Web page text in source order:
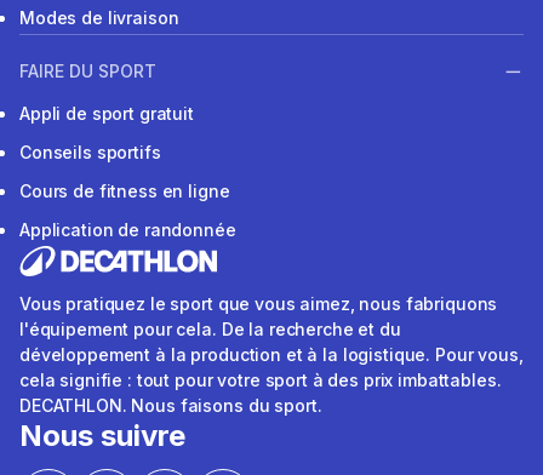
Modes de livraison
FAIRE DU SPORT
Appli de sport gratuit
Conseils sportifs
Cours de fitness en ligne
Application de randonnée
Vous pratiquez le sport que vous aimez, nous fabriquons
l'équipement pour cela. De la recherche et du
développement à la production et à la logistique. Pour vous,
cela signifie : tout pour votre sport à des prix imbattables.
DECATHLON. Nous faisons du sport.
Nous suivre